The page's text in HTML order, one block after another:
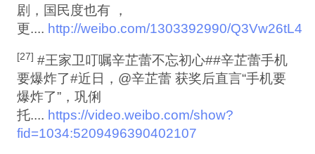
剧，国民度也有 ，
更.... http://weibo.com/1303392990/Q3Vw26tL4
[27] #王家卫叮嘱辛芷蕾不忘初心##辛芷蕾手机
要爆炸了#近日，@辛芷蕾 获奖后直言“手机要
爆炸了”，巩俐
托.... https://video.weibo.com/show?
fid=1034:5209496390402107